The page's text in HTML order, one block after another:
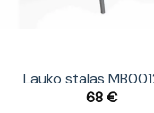
Lauko stalas
68€